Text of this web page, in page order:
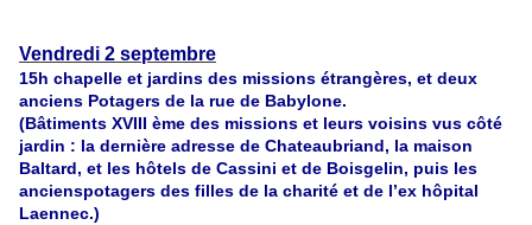
Vendredi 2 septembre
15h chapelle et jardins des missions étrangères, et deux
anciens Potagers de la rue de Babylone.
(Bâtiments XVIII ème des missions et leurs voisins vus côté
jardin : la dernière adresse de Chateaubriand, la maison
Baltard, et les hôtels de Cassini et de Boisgelin, puis les
ancienspotagers des filles de la charité et de l’ex hôpital
Laennec.)